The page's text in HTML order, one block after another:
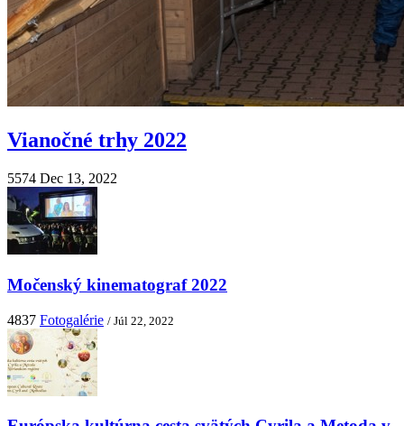
Vianočné trhy 2022
5574 Dec 13, 2022
Močenský kinematograf 2022
4837 Fotogalérie / Júl 22, 2022